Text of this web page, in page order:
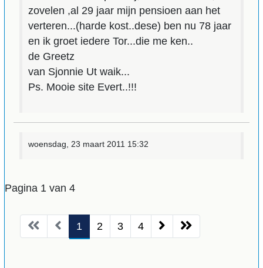
zovelen ,al 29 jaar mijn pensioen aan het
verteren...(harde kost..dese) ben nu 78 jaar
en ik groet iedere Tor...die me ken..
de Greetz
van Sjonnie Ut waik...
Ps. Mooie site Evert..!!!
woensdag, 23 maart 2011 15:32
Pagina 1 van 4
1 2 3 4